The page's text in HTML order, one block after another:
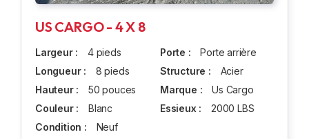
US CARGO - 4 X 8
Largeur :
4 pieds
Longueur :
8 pieds
Hauteur :
50 pouces
Couleur :
Blanc
Condition :
Neuf
Porte :
Porte arrière
Structure :
Acier
Marque :
Us Cargo
Essieux :
2000 LBS